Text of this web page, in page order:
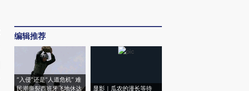
编辑推荐
“入侵”还是“人道危机” 难
民潮撕裂西班牙飞地休达
显影｜瓜农的漫长等待